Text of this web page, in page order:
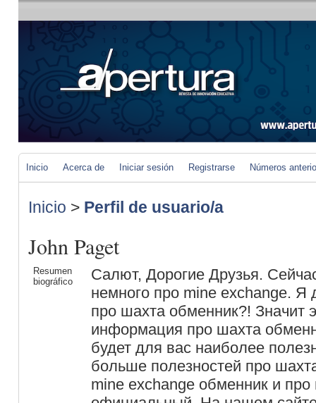
Inicio Acerca de Iniciar sesión Registrarse Números
Inicio > Perfil de usuario/a
John Paget
Resumen
biográfico
Салют, Дорогие Друзья.
немного про mine exchange.
про шахта обменник?! Значит
информация про шахта
будет для вас наиболее
больше полезностей про
mine exchange обменник и